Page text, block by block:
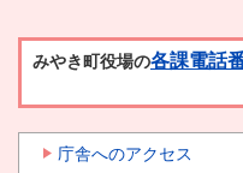
みやき町役場の各課電話
庁舎へのアクセス